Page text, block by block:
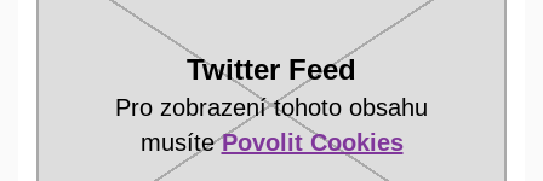
Twitter Feed
Pro zobrazení tohoto obsahu
musítePovolit Cookies